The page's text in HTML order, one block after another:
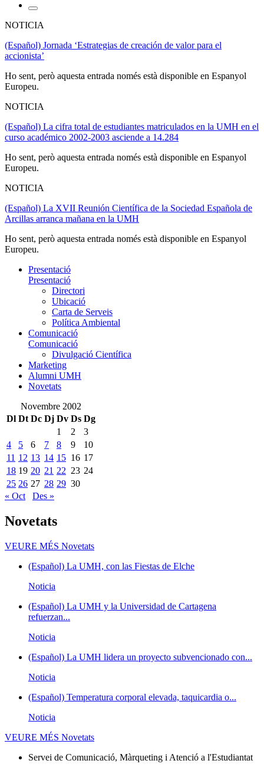
NOTICIA
(Español) Jornada ‘Estrategias de creación de valor para el
accionista’
Ho sent, però aquesta entrada només està disponible en Espanyol
Europeu.
NOTICIA
(Español) La cifra total de estudiantes matriculados en la UMH en el
curso académico 2002-2003 asciende a 14.284
Ho sent, però aquesta entrada només està disponible en Espanyol
Europeu.
NOTICIA
(Español) La XVII Reunión Científica de la Sociedad Española de
Arcillas arranca mañana en la UMH
Ho sent, però aquesta entrada només està disponible en Espanyol
Europeu.
Presentació
Presentació
Directori
Ubicació
Carta de Serveis
Política Ambiental
Comunicació
Comunicació
Divulgació Científica
Marketing
Alumni UMH
Novetats
Novembre 2002
Dl Dt Dc Dj Dv Ds Dg
1
2
3
4
5 6 7 8 9
10
11 12 13 14 15 16 17
18 19 20 21 22 23 24
25 26 27 28 29 30
« Oct
Des »
Novetats
VEURE MÉS Novetats
(Español) La UMH, con las Fiestas de Elche
Noticia
(Español) La UMH y la Universidad de Cartagena
refuerzan...
Noticia
(Español) La UMH lidera un proyecto subvencionado con...
Noticia
(Español) Temperatura corporal elevada, taquicardia o...
Noticia
VEURE MÉS Novetats
Servei de Comunicació, Màrqueting i Atenció a l'Estudiantat